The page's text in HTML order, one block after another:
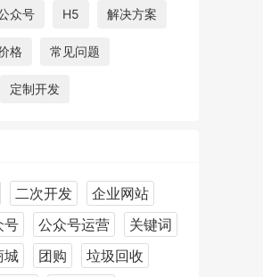
众号 H5 解决方案
格 常见问题
定制开发
二次开发
企业网站
号 公众号运营
关键词
城 团购
垃圾回收